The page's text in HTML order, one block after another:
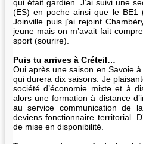
qui était gardien. J’ai suivi une
(ES) en poche ainsi que le BE1
Joinville puis j’ai rejoint
jeune mais on m’avait fait
sport (sourire).
Puis tu arrives à Créteil…
Oui après une saison en Savoie
qui durera dix saisons. Je
société d’économie mixte et à
alors une formation à distance
au service communication de
deviens fonctionnaire territorial.
de mise en disponibilité.